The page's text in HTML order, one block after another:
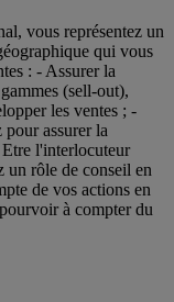
vous représentez un
qui vous
: - Assurer la
(sell-out),
les ventes ; -
assurer la
Etre l'interlocuteur
un rôle de conseil en
de vos actions en
à compter du